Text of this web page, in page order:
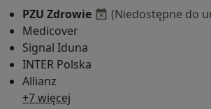
PZU Zdrowie
(Niedostępne do
Medicover
Signal Iduna
INTER Polska
Allianz
+7 więcej